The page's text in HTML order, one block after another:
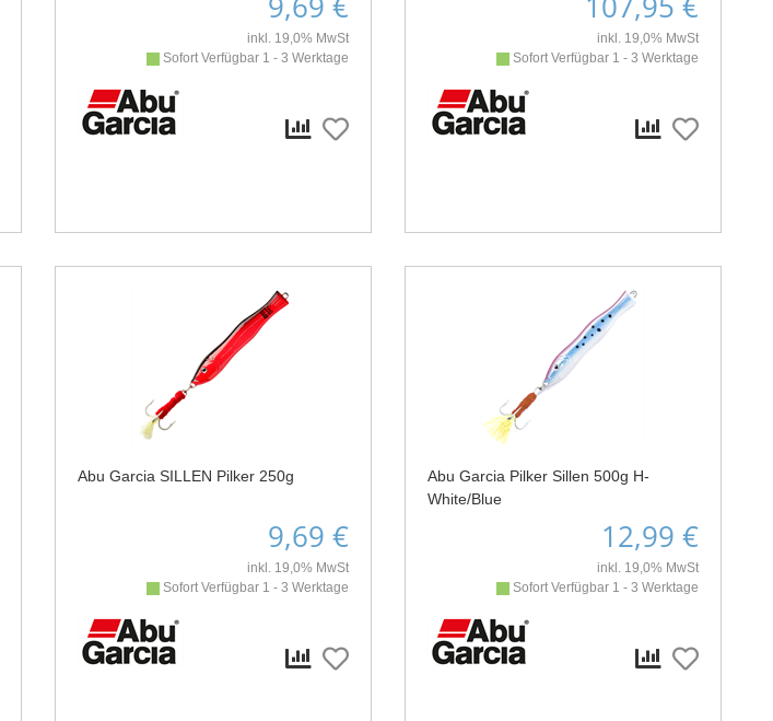
inkl. 19,0% MwSt
Sofort Verfügbar 1 - 3 Werktage
inkl. 19,0% MwSt
Sofort Verfügbar 1 - 3 Werktage
Abu Garcia SILLEN Pilker 250g
9,69 €
inkl. 19,0% MwSt
Sofort Verfügbar 1 - 3 Werktage
Abu Garcia Pilker Sillen 500g H-
White/Blue
12,99 €
inkl. 19,0% MwSt
Sofort Verfügbar 1 - 3 Werktage